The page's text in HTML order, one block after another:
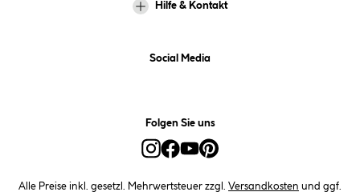
Hilfe & Kontakt
Social Media
Folgen Sie uns
Alle Preise inkl. gesetzl. Mehrwertsteuer zzgl. Versandkosten und ggf.